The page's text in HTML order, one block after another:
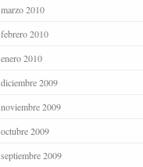
marzo 2010
febrero 2010
enero 2010
diciembre 2009
noviembre 2009
octubre 2009
septiembre 2009